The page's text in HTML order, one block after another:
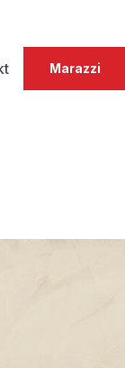
Marazzi